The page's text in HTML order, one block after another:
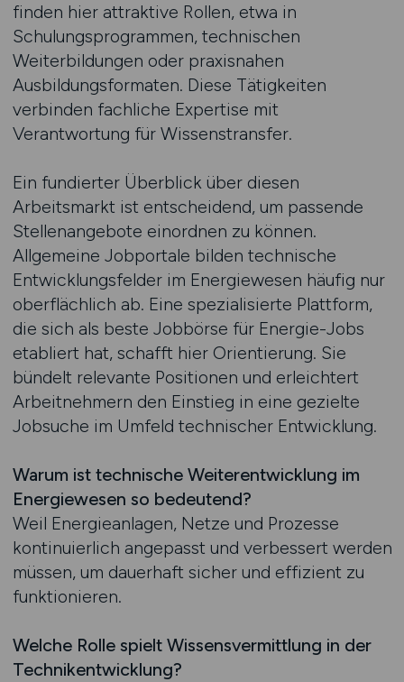
finden hier attraktive Rollen, etwa in
Schulungsprogrammen, technischen
Weiterbildungen oder praxisnahen
Ausbildungsformaten. Diese Tätigkeiten
verbinden fachliche Expertise mit
Verantwortung für Wissenstransfer.
Ein fundierter Überblick über diesen
Arbeitsmarkt ist entscheidend, um passende
Stellenangebote einordnen zu können.
Allgemeine Jobportale bilden technische
Entwicklungsfelder im Energiewesen häufig nur
oberflächlich ab. Eine spezialisierte Plattform,
die sich als beste Jobbörse für Energie-Jobs
etabliert hat, schafft hier Orientierung. Sie
bündelt relevante Positionen und erleichtert
Arbeitnehmern den Einstieg in eine gezielte
Jobsuche im Umfeld technischer Entwicklung.
Warum ist technische Weiterentwicklung im
Energiewesen so bedeutend?
Weil Energieanlagen, Netze und Prozesse
kontinuierlich angepasst und verbessert werden
müssen, um dauerhaft sicher und effizient zu
funktionieren.
Welche Rolle spielt Wissensvermittlung in der
Technikentwicklung?